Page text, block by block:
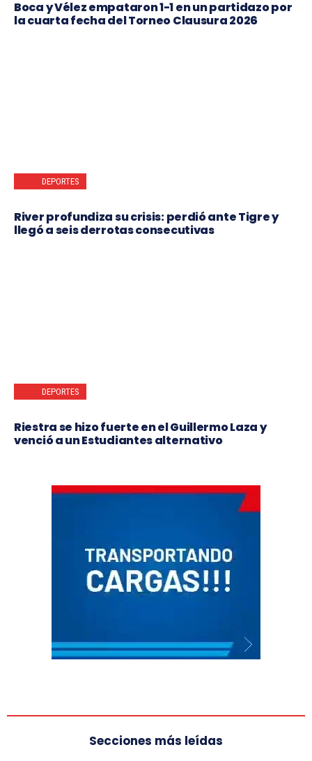
Boca y Vélez empataron 1-1 en un partidazo por
la cuarta fecha del Torneo Clausura 2026
DEPORTES
River profundiza su crisis: perdió ante Tigre y
llegó a seis derrotas consecutivas
DEPORTES
Riestra se hizo fuerte en el Guillermo Laza y
venció a un Estudiantes alternativo
Secciones más leídas